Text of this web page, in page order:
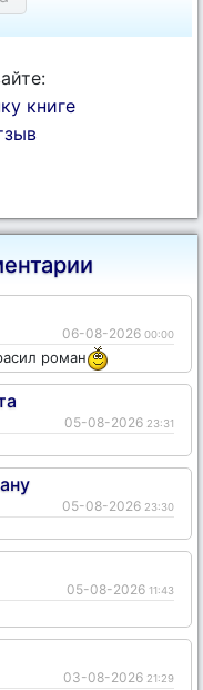
книге
06-08-2026 00:00
роман
05-08-2026 23:31
05-08-2026 23:30
05-08-2026 11:43
03-08-2026 21:29